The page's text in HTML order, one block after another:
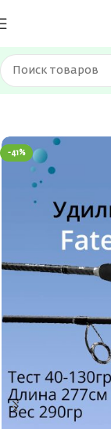
Главная Удилища
-41%